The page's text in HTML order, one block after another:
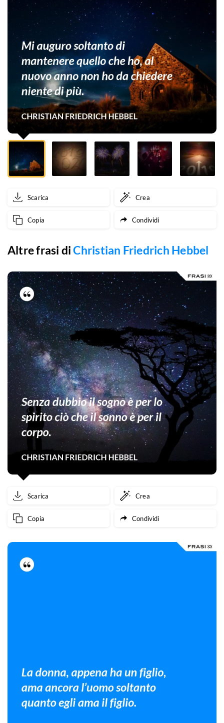
mantenere
quello
che
ho,
nuovo
anno
non
ho
da
chiedere
di
più.
Scarica Crea
Copia Condividi
Altre frasi diChristian Friedrich Hebbel
Scarica Crea
Copia Condividi